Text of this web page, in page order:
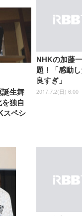
誕生舞
独自
スペシ
NHKの加藤
題！「感動
良すぎ」
2017.7.2(日) 6:00